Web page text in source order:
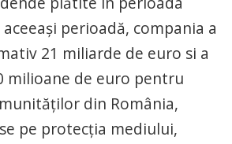
aceeași perioadă, compania a
21 miliarde de euro si a
milioane de euro pentru
din România,
pe protecția mediului,